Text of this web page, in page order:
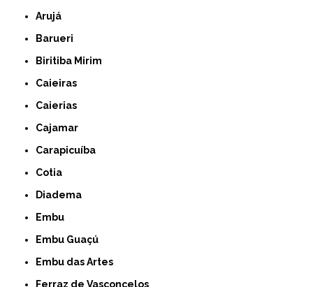
Arujá
Barueri
Biritiba Mirim
Caieiras
Caierias
Cajamar
Carapicuíba
Cotia
Diadema
Embu
Embu Guaçú
Embu das Artes
Ferraz de Vasconcelos